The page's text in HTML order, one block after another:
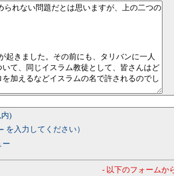
)
を入力してください）
ー
- 以下のフォームか